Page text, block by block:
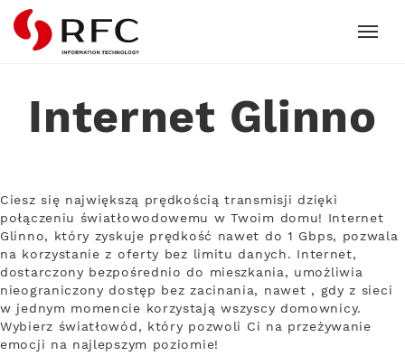
RFC
Internet Glinno
Ciesz się największą prędkością transmisji dzięki
połączeniu światłowodowemu w Twoim domu! Internet
Glinno, który zyskuje prędkość nawet do 1 Gbps, pozwala
na korzystanie z oferty bez limitu danych. Internet,
dostarczony bezpośrednio do mieszkania, umożliwia
nieograniczony dostęp bez zacinania, nawet , gdy z sieci
w jednym momencie korzystają wszyscy domownicy.
Wybierz światłowód, który pozwoli Ci na przeżywanie
emocji na najlepszym poziomie!